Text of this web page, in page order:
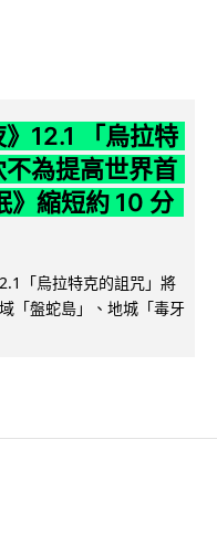
》12.1 「烏拉特
為提高世界首
》縮短約 10 分
「烏拉特克的詛咒」將
「盤蛇島」、地城「毒牙